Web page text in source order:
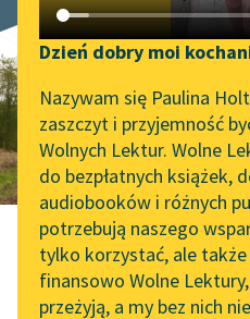
Katalog DAISY
Podkasty o książkach
Aktualności
Spotkanie z Katarzyną
Tunkiel w Oslo
Wolne Lektury na 32.
Pol’and’Rock Festivalu
„Kochanek Lady
Chatterley” do słuchania
Dzień dobry moi
Nazywam się Paulina
zaszczyt i przyjemność
Wolnych Lektur. Wolne
do bezpłatnych książek,
audiobooków i różnych
potrzebują naszego
tylko korzystać, ale
finansowo Wolne
przeżyją, a my bez nich